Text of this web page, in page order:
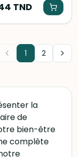
de la
poids.
et d'hibiscus. Sa
innovante
pour un corps
revitalisé.
TND
1 2
la
de
bien-être
complète